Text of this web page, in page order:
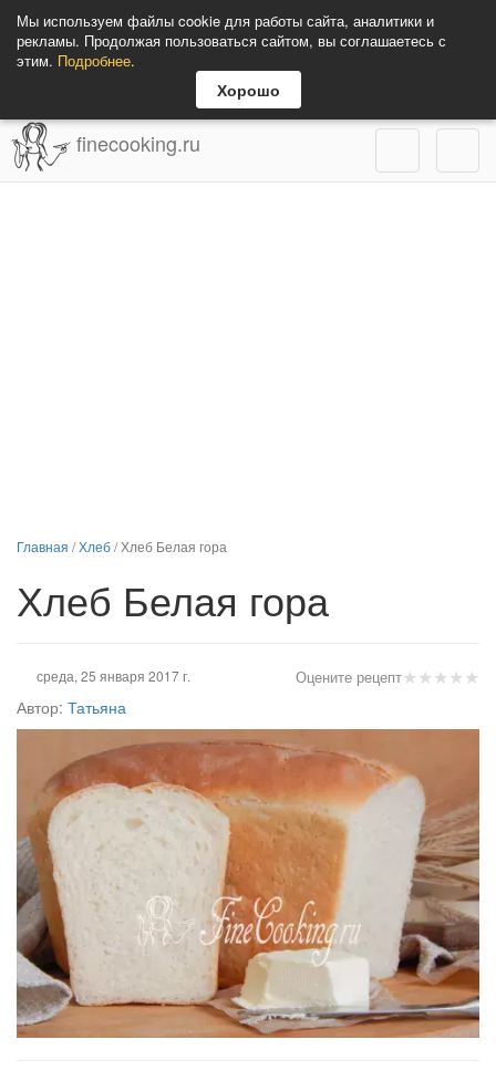
Мы используем файлы cookie для работы сайта, аналитики и
рекламы. Продолжая пользоваться сайтом, вы соглашаетесь с
этим. Подробнее.
Хорошо
finecooking.ru
Главная /Хлеб/Хлеб Белая гора
Хлеб Белая гора
★★★★★
Оцените рецепт
среда, 25 января 2017 г.
Автор: Татьяна